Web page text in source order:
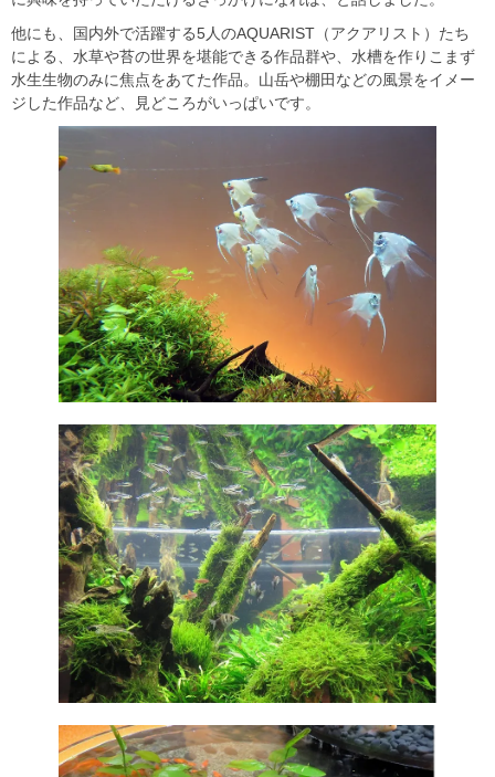
他にも、国内外で活躍する5人のAQUARIST（アクアリスト）たち
による、水草や苔の世界を堪能できる作品群や、水槽を作りこまず
水生生物のみに焦点をあてた作品。山岳や棚田などの風景をイメー
ジした作品など、見どころがいっぱいです。